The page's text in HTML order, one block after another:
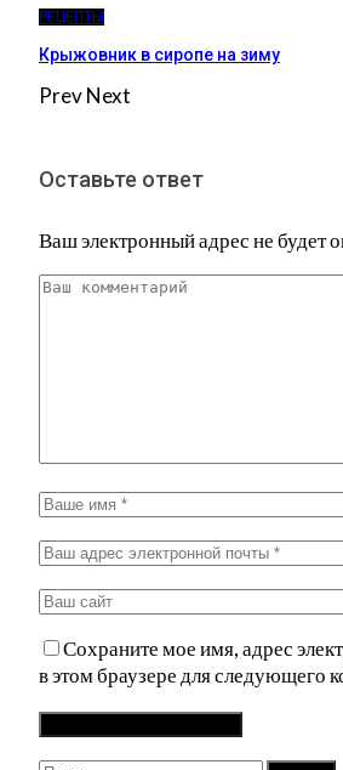
РЕЦЕПТЫ
Крыжовник в сиропе на зиму
PrevNext
Оставьте ответ
Ваш электронный адрес не будет
Сохраните мое имя, адрес
в этом браузере для следующего